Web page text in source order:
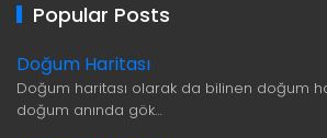
Popular Posts
Doğum Haritası
Doğum haritası olarak da bilinen doğum
doğum anında gök…